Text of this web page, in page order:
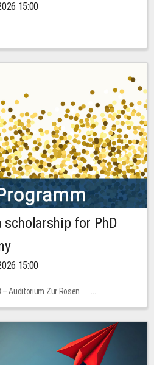
15:00
Servicestelle LehreLernen)
for PhD
15:00
Auditorium Zur Rosen